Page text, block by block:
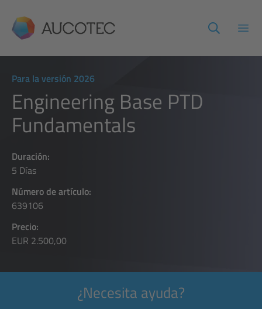
AUCOTEC
Para la versión 2026
Engineering Base PTD
Fundamentals
Duración:
5 Días
Número de artículo:
639106
Precio:
EUR 2.500,00
¿Necesita ayuda?